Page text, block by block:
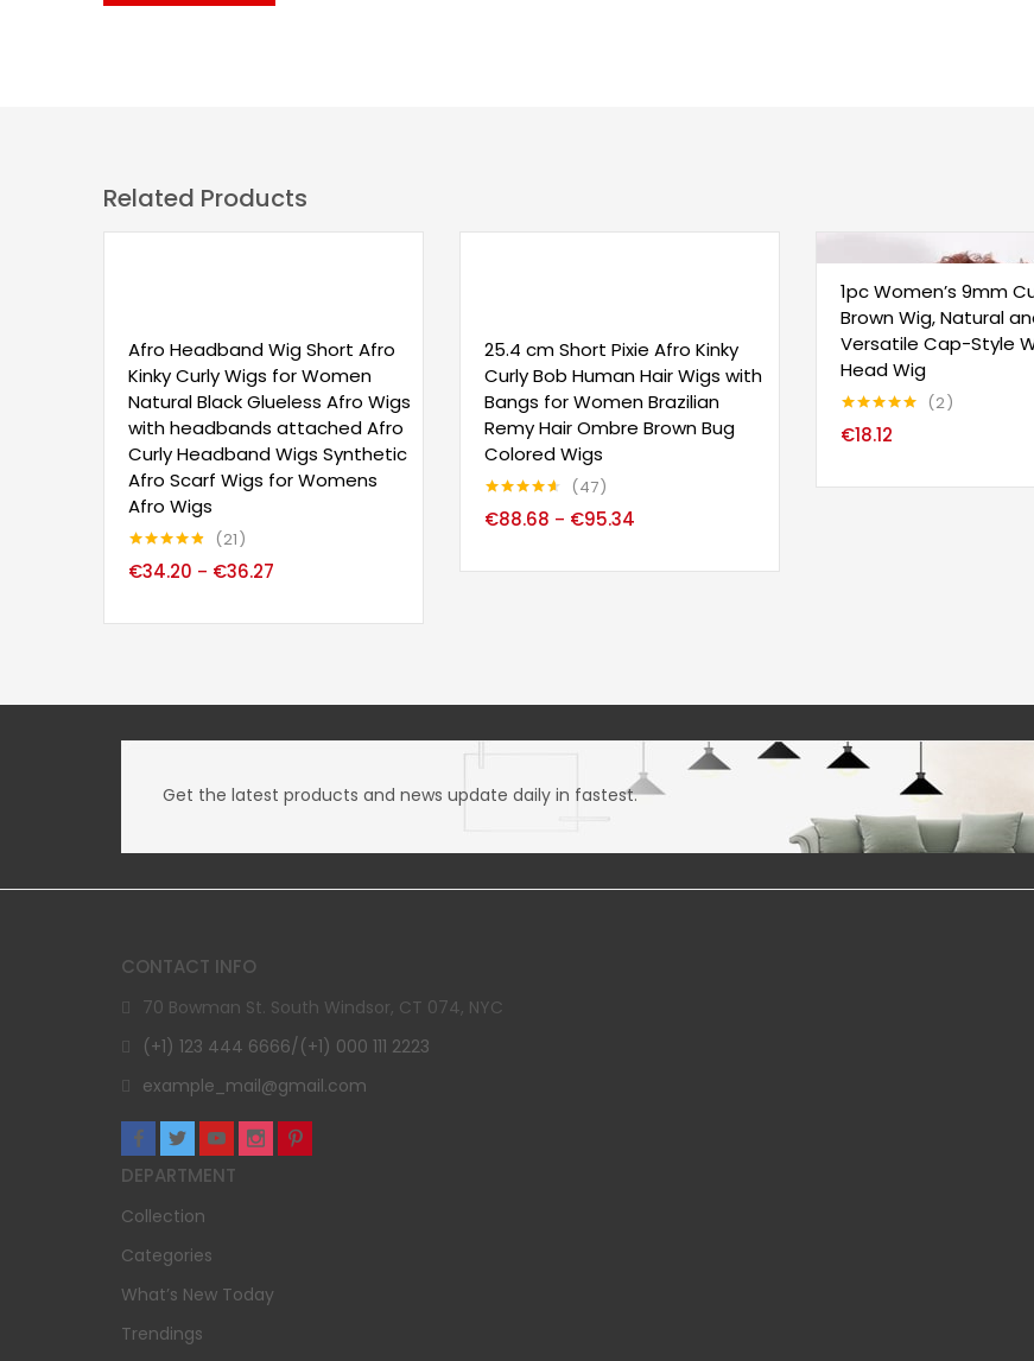
Related Products
Afro Headband Wig Short Afro
Kinky Curly Wigs for Women
Natural Black Glueless Afro Wigs
with headbands attached Afro
Curly Headband Wigs Synthetic
Afro Scarf Wigs for Womens
Afro Wigs
sur 5
21
€34.20 – €36.27
25.4 cm Short Pixie Afro Kinky
Curly Bob Human Hair Wigs with
Bangs for Women Brazilian
Remy Hair Ombre Brown Bug
Colored Wigs
sur 5
47
€88.68 – €95.34
1pc Women’s 9mm
Brown Wig, Natural
Versatile Cap-Style
Head Wig
sur 5
2
€18.12
Get the latest products and news update daily in fastest.
CONTACT INFO
70 Bowman St. South Windsor, CT 074, NYC
(+1) 123 444 6666/(+1) 000 111 2223
example_mail@gmail.com
DEPARTMENT
Collection
Categories
What’s New Today
Trendings